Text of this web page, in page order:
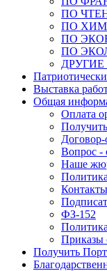
ПО
ПО
ПО
ПО
Выставка
Общая
Оплата
Договор-
Вопрос -
Наше
Контакты
ФЗ-152
Приказы
Получить